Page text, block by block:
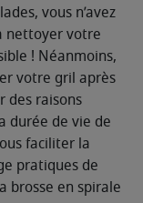
vous n’avez
nettoyer votre
! Néanmoins,
votre gril après
des raisons
durée de vie de
faciliter la
pratiques de
brosse en spirale